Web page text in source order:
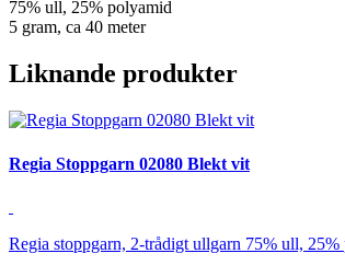
75% ull, 25% polyamid
5 gram, ca 40 meter
Liknande produkter
Regia Stoppgarn 02080 Blekt vit
Regia stoppgarn, 2-trådigt ullgarn 75% ull,